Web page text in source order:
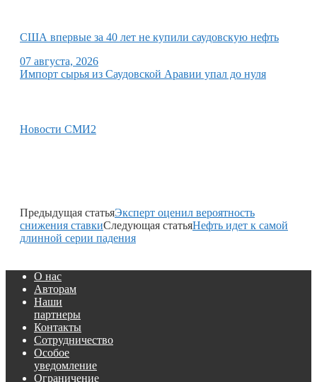
США впервые за 40 лет не купили саудовскую нефть
07 августа, 2026
Импорт сырья из Саудовской Аравии упал до нуля
Новости СМИ2
Предыдущая статьяЭксперт оценил вероятность
снижения ставкиСледующая статьяНефть идет к самой
длинной серии падения
О нас
Авторам
Наши
партнеры
Контакты
Сотрудничество
Особое
уведомление
Ограничение